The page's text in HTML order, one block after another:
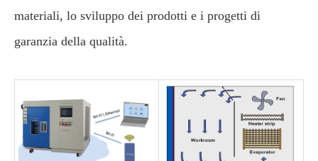
materiali, lo sviluppo dei prodotti e i progetti di
garanzia della qualità.